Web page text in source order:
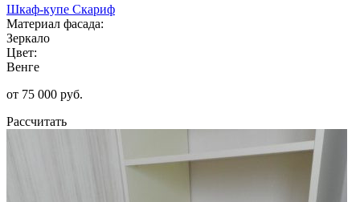
Шкаф-купе Скариф
Материал фасада:
Зеркало
Цвет:
Венге
от 75 000 руб.
Рассчитать